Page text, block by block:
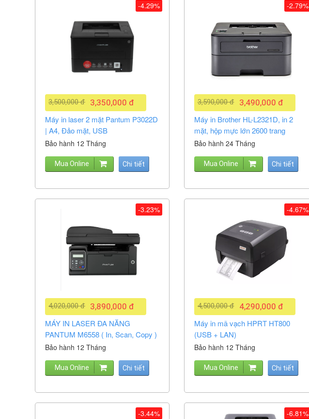
3,350,000 đ
3,500,000 đ
Máy in laser 2 mặt Pantum P3022D
| A4, Đảo mặt, USB
Bảo hành 12 Tháng
Mua Online Chi tiết
-4.29%
3,490,000 đ
3,590,000 đ
Máy in Brother HL-L2321D, in 2
mặt, hộp mực lớn 2600 trang
Bảo hành 24 Tháng
Mua Online Chi tiết
-2.79%
3,890,000 đ
4,020,000 đ
MÁY IN LASER ĐA NĂNG
PANTUM M6558 ( In, Scan, Copy )
Bảo hành 12 Tháng
Mua Online Chi tiết
-3.23%
4,290,000 đ
4,500,000 đ
Máy in mã vạch HPRT HT800
(USB + LAN)
Bảo hành 12 Tháng
Mua Online Chi tiết
-4.67%
-3.44% -6.81%